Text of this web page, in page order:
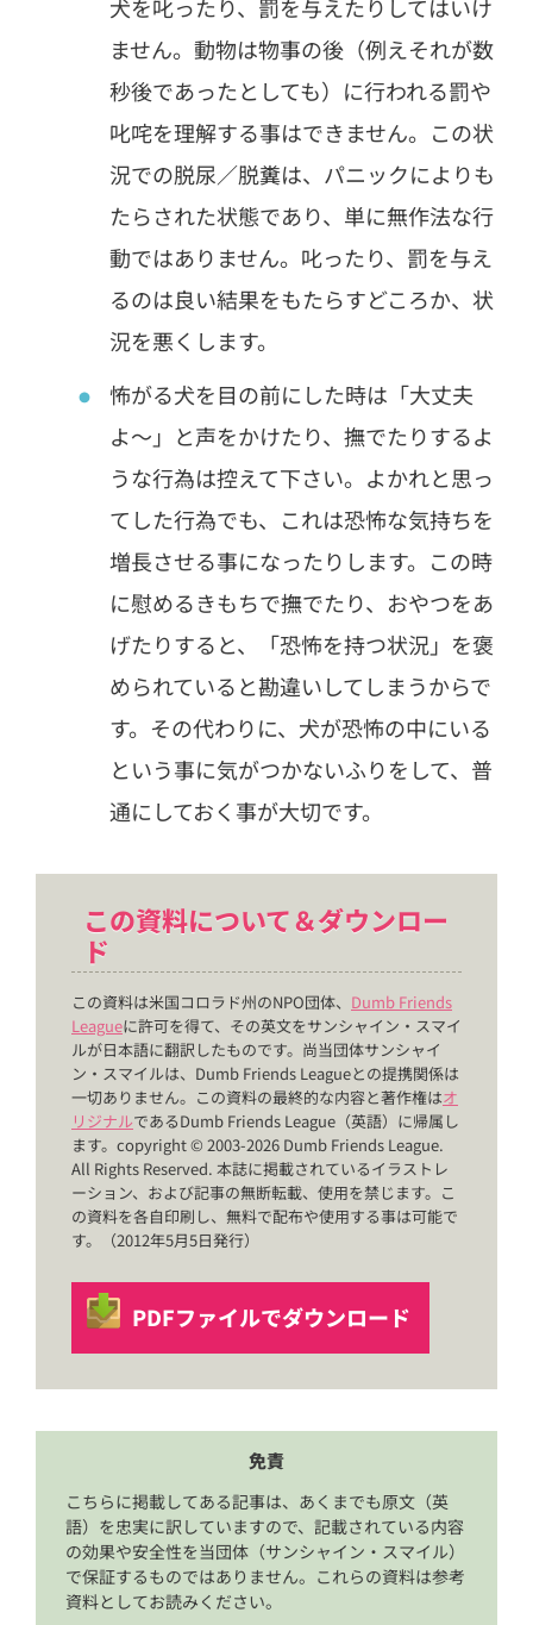
犬を叱ったり、罰を与えたりしてはいけ
ません。動物は物事の後（例えそれが数
秒後であったとしても）に行われる罰や
叱咤を理解する事はできません。この状
況での脱尿／脱糞は、パニックによりも
たらされた状態であり、単に無作法な行
動ではありません。叱ったり、罰を与え
るのは良い結果をもたらすどころか、状
況を悪くします。
怖がる犬を目の前にした時は「大丈夫
よ〜」と声をかけたり、撫でたりするよ
うな行為は控えて下さい。よかれと思っ
てした行為でも、これは恐怖な気持ちを
増長させる事になったりします。この時
に慰めるきもちで撫でたり、おやつをあ
げたりすると、「恐怖を持つ状況」を褒
められていると勘違いしてしまうからで
す。その代わりに、犬が恐怖の中にいる
という事に気がつかないふりをして、普
通にしておく事が大切です。
この資料について＆ダウンロー
ド
この資料は米国コロラド州のNPO団体、 Dumb Friends
Leagueに許可を得て、その英文をサンシャイン・スマイ
ルが日本語に翻訳したものです。尚当団体サンシャイ
ン・スマイルは、Dumb Friends Leagueとの提携関係は
一切ありません。この資料の最終的な内容と著作権はオ
リジナルであるDumb Friends League（英語）に帰属し
ます。copyright © 2003-2026 Dumb Friends League.
All Rights Reserved. 本誌に掲載されているイラストレ
ーション、および記事の無断転載、使用を禁じます。こ
の資料を各自印刷し、無料で配布や使用する事は可能で
す。（2012年5月5日発行）
PDFファイルでダウンロード
免責
こちらに掲載してある記事は、あくまでも原文（英
語）を忠実に訳していますので、記載されている内容
の効果や安全性を当団体（サンシャイン・スマイル）
で保証するものではありません。これらの資料は参考
資料としてお読みください。